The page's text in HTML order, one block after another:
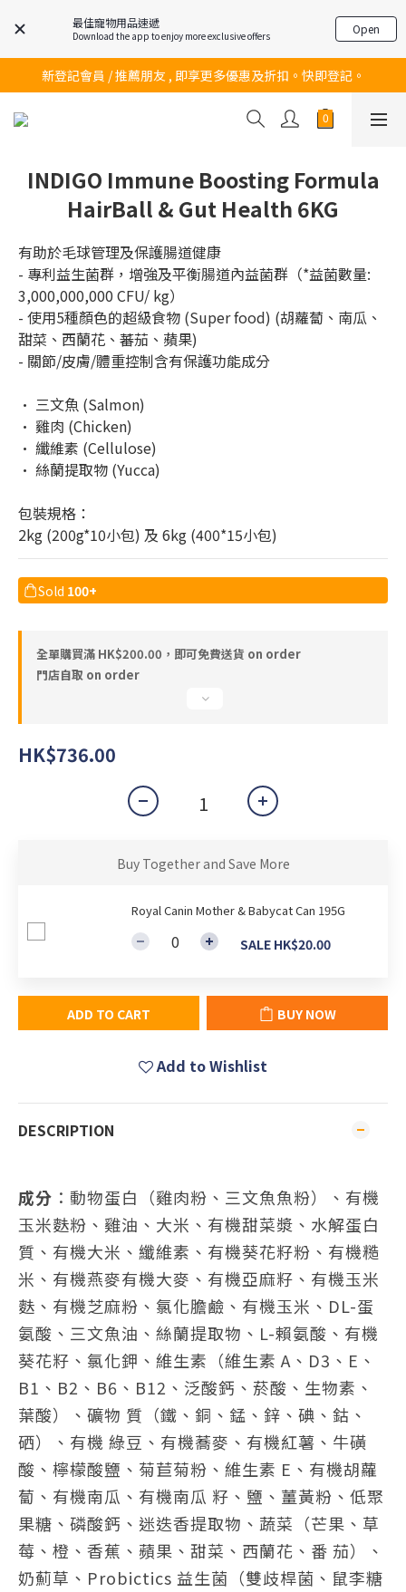
最佳寵物用品速遞
Download the app to enjoy more exclusive offers Open
訂購滿$200 即可免費送貨!
訂購滿$200 即可免費送貨!
新登記會員 / 推薦朋友 , 即享更多優惠及折扣。快即登記。
訂購滿$200 即可免費送貨!
INDIGO Immune Boosting Formula
HairBall & Gut Health 6KG
有助於毛球管理及保護腸道健康
- 專利益生菌群，增強及平衡腸道內益菌群（*益菌數量:
3,000,000,000 CFU/ kg）
- 使用5種顏色的超級食物 (Super food) (胡蘿蔔、南瓜、
甜菜、西蘭花、蕃茄、蘋果)
- 關節/皮膚/體重控制含有保護功能成分
• 三文魚 (Salmon)
• 雞肉 (Chicken)
• 纖維素 (Cellulose)
• 絲蘭提取物 (Yucca)
包裝規格：
2kg (200g*10小包) 及 6kg (400*15小包)
Sold 100+
全單購買滿 HK$200.00，即可免費送貨 on order
門店自取 on order
HK$736.00
Buy Together and Save More
Royal Canin Mother & Babycat Can 195G
SALE HK$20.00
ADD TO CART BUY NOW
Add to Wishlist
DESCRIPTION
成分 ：動物蛋白（雞肉粉、三文魚魚粉）、有機
玉米麩粉、雞油、大米、有機甜菜漿、水解蛋白
質、有機大米、纖維素、有機葵花籽粉、有機糙
米、有機燕麥有機大麥、有機亞麻籽、有機玉米
麩、有機芝麻粉、氯化膽鹼、有機玉米、DL-蛋
氨酸、三文魚油、絲蘭提取物、L-賴氨酸、有機
葵花籽、氯化鉀、維生素（維生素 A、D3、E、
B1、B2、B6、B12、泛酸鈣、菸酸、生物素、
葉酸）、礦物 質（鐵、銅、錳、鋅、碘、鈷、
硒）、有機 綠豆、有機蕎麥、有機紅薯、牛磺
酸、檸檬酸鹽、菊苣菊粉、維生素 E、有機胡蘿
蔔、有機南瓜、有機南瓜 籽、鹽、薑黃粉、低聚
果糖、磷酸鈣、迷迭香提取物、蔬菜（芒果、草
莓、橙、香蕉、蘋果、甜菜、西蘭花、番 茄）、
奶薊草、Probictics 益生菌（雙歧桿菌、鼠李糖